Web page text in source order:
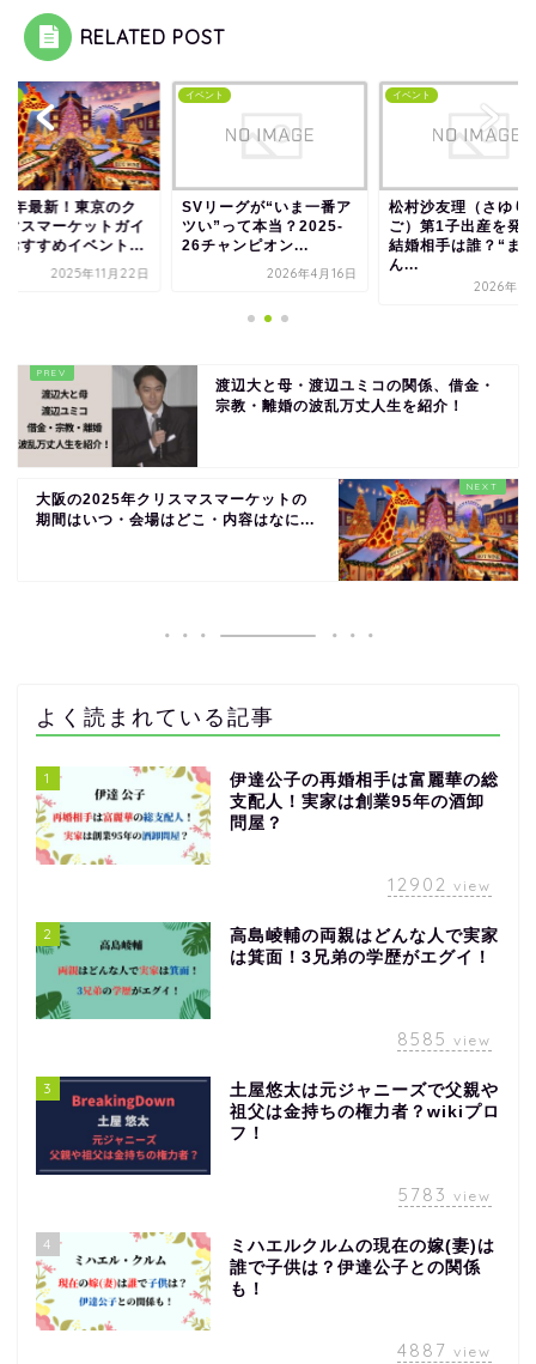
RELATED POST
京のク
ットガイ
ベント...
年11月22日
イベント
SVリーグが“いま一番ア
ツい”って本当？2025-
26チャンピオン...
2026年4月16日
松村沙友理（さゆりん
ご）第1子出産を発表！
結婚相手は誰？“ままり
ん...
2026年3月31日
渡辺大と母・渡辺ユミコの関係、借金・
宗教・離婚の波乱万丈人生を紹介！
大阪の2025年クリスマスマーケットの
期間はいつ・会場はどこ・内容はなに...
よく読まれている記事
1
伊達公子の再婚相手は富麗華の総
支配人！実家は創業95年の酒卸
問屋？
12902 view
2
高島崚輔の両親はどんな人で実家
は箕面！3兄弟の学歴がエグイ！
8585 view
3
土屋悠太は元ジャニーズで父親や
祖父は金持ちの権力者？wikiプロ
フ！
5783 view
4
ミハエルクルムの現在の嫁(妻)は
誰で子供は？伊達公子との関係
も！
4887 view